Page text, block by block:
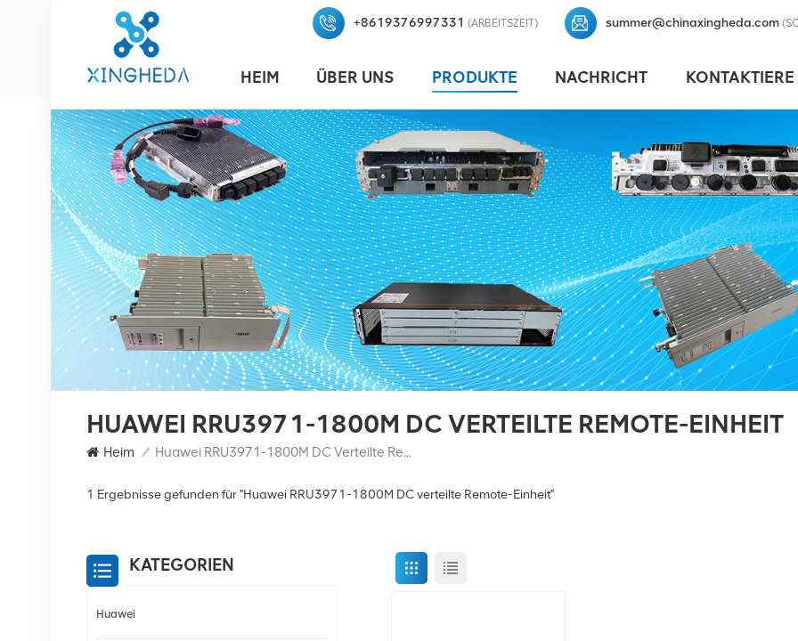
+8619376997331 (ARBEITSZEIT) summer@chinaxingheda.com
HEIM ÜBER UNS PRODUKTE NACHRICHT KONTAKTIERE
HUAWEI RRU3971-1800M DC VERTEILTE REMOTE-EINHEIT
Heim / Huawei RRU3971-1800M DC Verteilte Remote-Einheit
1 Ergebnisse gefunden für "Huawei RRU3971-1800M DC verteilte Remote-Einheit"
KATEGORIEN
Huawei